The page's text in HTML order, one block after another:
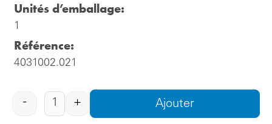
Unités d’emballage:
1
Référence:
4031002.021
- + Ajouter